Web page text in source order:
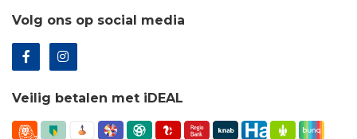
Volg ons op social media
Veilig betalen met iDEAL